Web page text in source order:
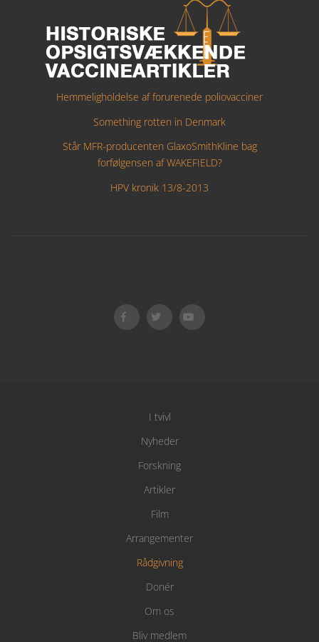
Hemmeligholdelse af forurenede poliovacciner
Something rotten in Denmark
Står MFR-producenten GlaxoSmithKline bag
forfølgensen af WAKEFIELD?
HPV kronik 13/8-2013
I tvivl
Nyheder
Forskning
Artikler
Film
Arrangementer
Rådgivning
Donér
Om os
Bliv medlem